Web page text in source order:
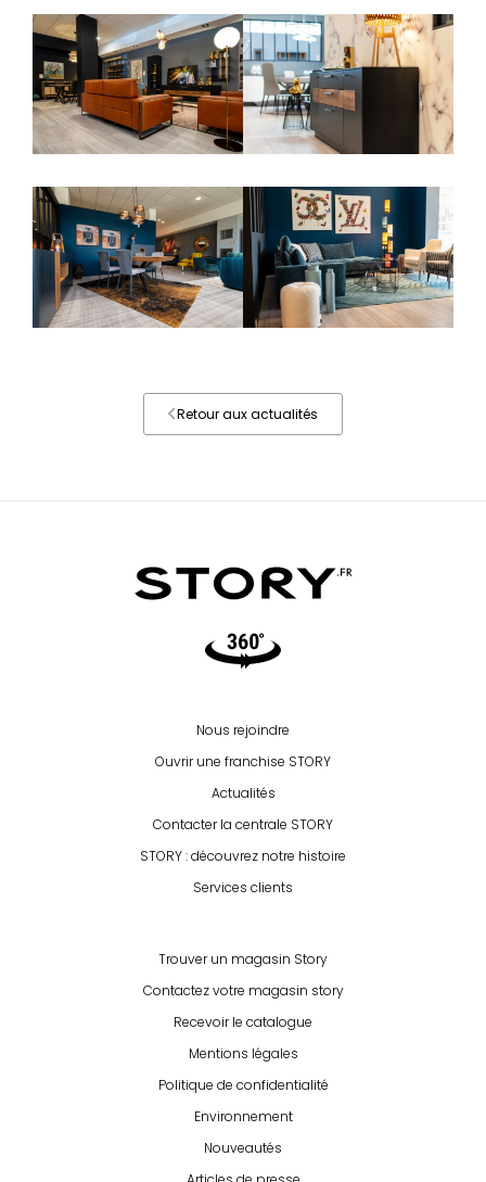
Retour aux actualités
Video360
Nous rejoindre
Ouvrir une franchise STORY
Actualités
Contacter la centrale STORY
STORY : découvrez notre histoire
Services clients
Trouver un magasin Story
Contactez votre magasin story
Recevoir le catalogue
Mentions légales
Politique de confidentialité
Environnement
Nouveautés